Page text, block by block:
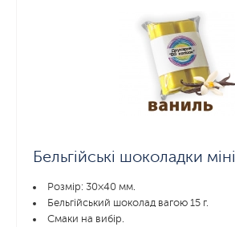
Бельгійські шоколадки міні
Розмір: 30×40 мм.
Бельгійський шоколад вагою 15 г.
Смаки на вибір.